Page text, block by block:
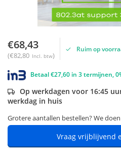
€68,43
(€82,80 Incl. btw)
Ruim op
Betaal €27,60 in 3 termijnen,
Op werkdagen voor 16:45
werkdag in huis
Grotere aantallen bestellen? We
Vraag vrijblijvend